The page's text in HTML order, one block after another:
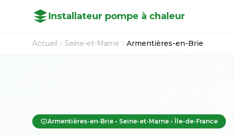
Installateur pompe à chaleur
Accueil Seine-et-Marne Armentières-en-Brie
Armentières-en-Brie • Seine-et-Marne • Île-de-France